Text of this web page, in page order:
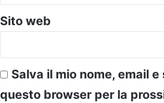
Sito web
Salva il mio nome, email
questo browser per la